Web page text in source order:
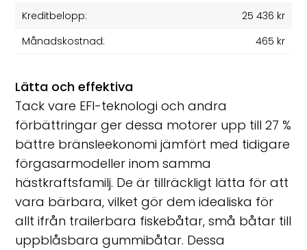
Kreditbelopp:
25 436 kr
Månadskostnad:
465 kr
Lätta och effektiva
Tack vare EFI-teknologi och andra
förbättringar ger dessa motorer upp till 27 %
bättre bränsleekonomi jämfört med tidigare
förgasarmodeller inom samma
hästkraftsfamilj. De är tillräckligt lätta för att
vara bärbara, vilket gör dem idealiska för
allt ifrån trailerbara fiskebåtar, små båtar till
uppblåsbara gummibåtar. Dessa